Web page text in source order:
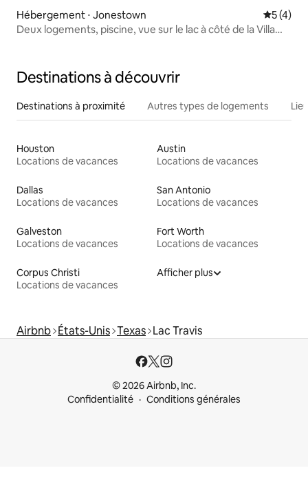
Hébergement ⋅ Jonestown
5 (4)
Deux logements, piscine, vue sur le lac à côté de la Villa
Destinations à découvrir
Destinations à proximité Autres types de logements
Houston
Locations de vacances
Austin
Locations de vacances
Dallas
Locations de vacances
San Antonio
Locations de vacances
Galveston
Locations de vacances
Fort Worth
Locations de vacances
Corpus Christi
Locations de vacances
Afficher plus
Airbnb États-Unis Texas Lac Travis
© 2026 Airbnb, Inc.
Confidentialité
Conditions générales